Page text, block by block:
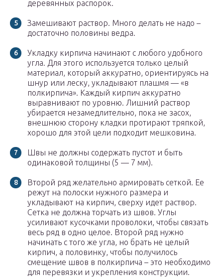
деревянных распорок.
Замешивают раствор. Много делать не надо –
достаточно половины ведра.
Укладку кирпича начинают с любого удобного
угла. Для этого используется только целый
материал, который аккуратно, ориентируясь на
шнур или леску, укладывают плашмя — «в
полкирпича». Каждый кирпич аккуратно
выравнивают по уровню. Лишний раствор
убирается незамедлительно, пока не засох,
внешнюю сторону кладки протирают тряпкой,
хорошо для этой цели подходит мешковина.
Швы не должны содержать пустот и быть
одинаковой толщины (5 — 7 мм).
Второй ряд желательно армировать сеткой. Ее
режут на полоски нужного размера и
укладывают на кирпич, сверху идет раствор.
Сетка не должна торчать из швов. Углы
усиливают кусочками проволоки, чтобы связать
весь ряд в одно целое. Второй ряд нужно
начинать с того же угла, но брать не целый
кирпич, а половинку, чтобы получилось
смещение швов в полкирпича – это необходимо
для перевязки и укрепления конструкции.